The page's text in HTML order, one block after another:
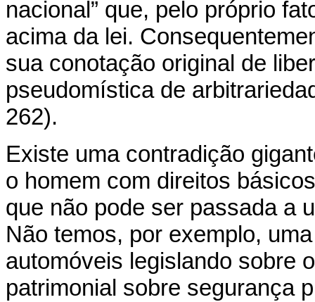
nacional” que, pelo próprio
acima da lei.
sua conotação original de
pseudomística de
262).
Existe uma contradição
o homem com direitos
que não pode ser passada a
Não temos, por exemplo,
automóveis legislando sobre
patrimonial sobre segurança